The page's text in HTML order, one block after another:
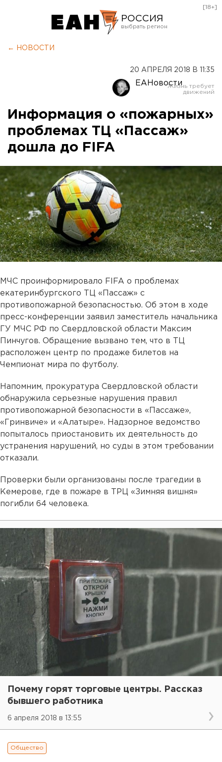
РОССИЯ
Оренбург
[18+]
← НОВОСТИ
20 АПРЕЛЯ 2018 В 11:35
ЕАНовости
Информация о «пожарных»
проблемах ТЦ «Пассаж»
дошла до FIFA
МЧС проинформировало FIFA о проблемах
екатеринбургского ТЦ «Пассаж» с
противопожарной безопасностью. Об этом в ходе
пресс-конференции заявил заместитель начальника
ГУ МЧС РФ по Свердловской области Максим
Пинчугов. Обращение вызвано тем, что в ТЦ
расположен центр по продаже билетов на
Чемпионат мира по футболу.
Напомним, прокуратура Свердловской области
обнаружила серьезные нарушения правил
противопожарной безопасности в «Пассаже»,
«Гринвиче» и «Алатыре». Надзорное ведомство
попыталось приостановить их деятельность до
устранения нарушений, но суды в этом требовании
отказали.
Проверки были организованы после трагедии в
Кемерове, где в пожаре в ТРЦ «Зимняя вишня»
погибли 64 человека.
Почему горят торговые центры. Рассказ
бывшего работника
6 апреля 2018 в 13:55
Общество